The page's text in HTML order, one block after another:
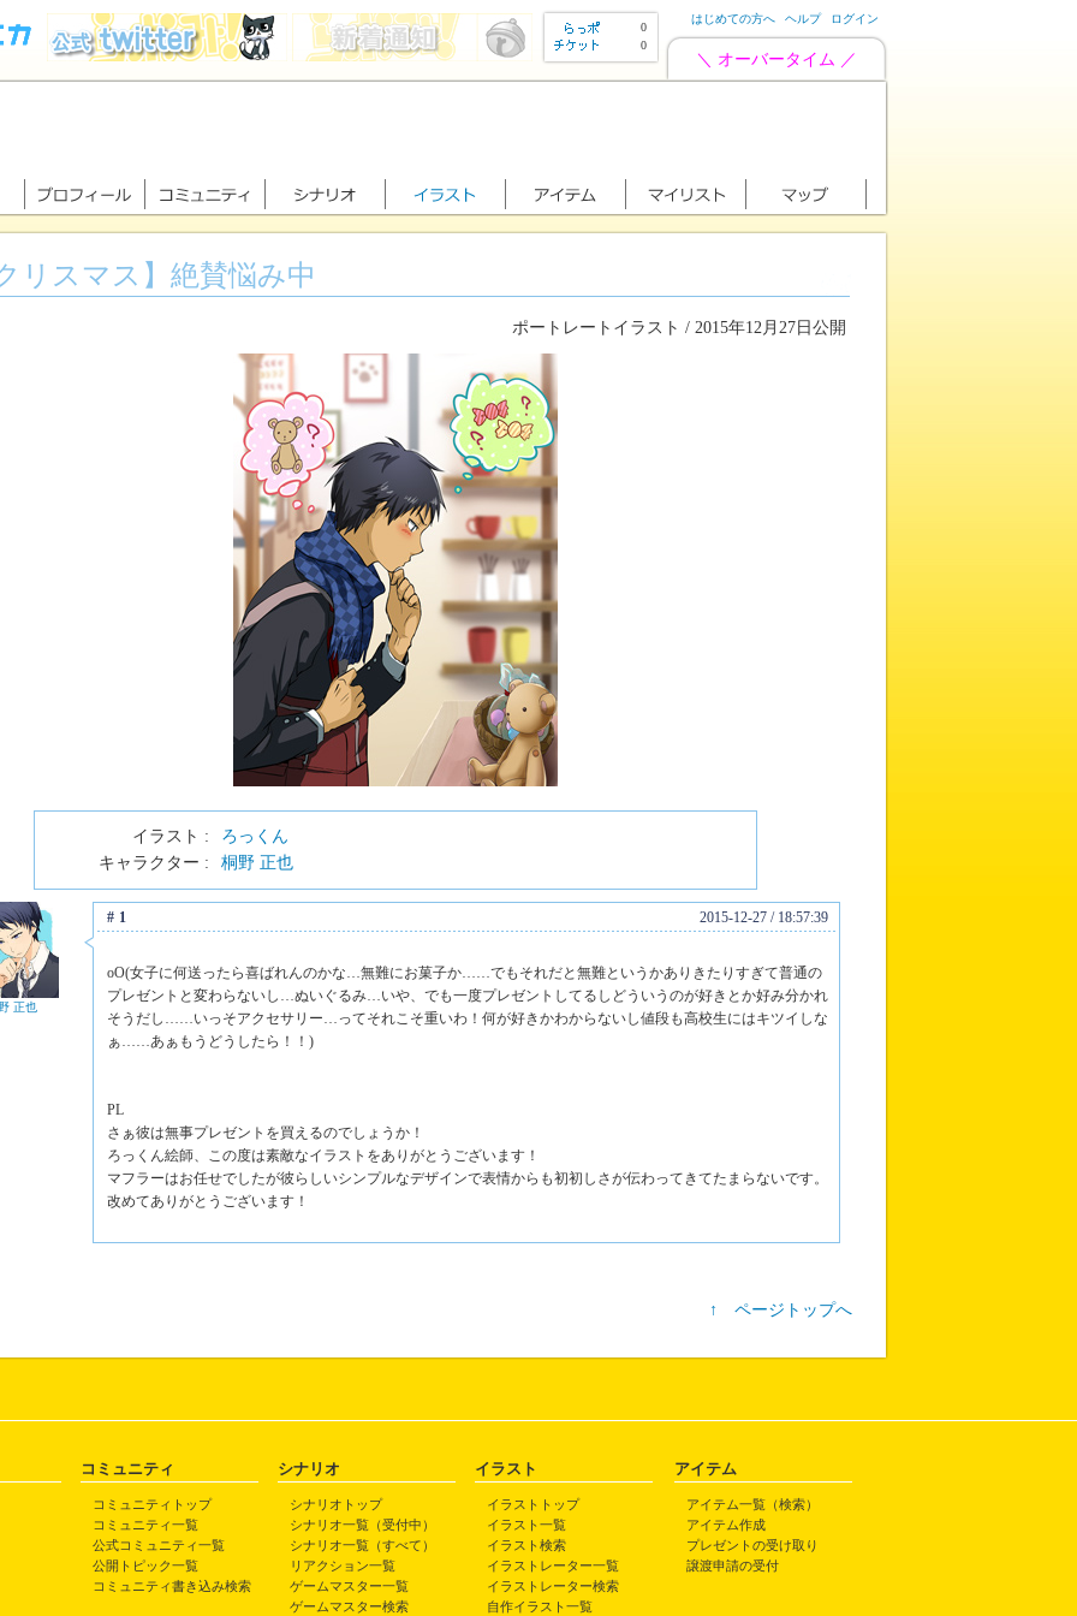
0
0
はじめての方へ ヘルプ ログイン
＼ オーバータイム ／
リスマス】絶賛悩み中
ポートレートイラスト / 2015年12月27日公開
イラスト :
ろっくん
キャラクター :
桐野 正也
正也
#1 2015-12-27 / 18:57:39
oO(女子に何送ったら喜ばれんのかな…無難にお菓子か……でもそれだと無難というかありきたりすぎて普通の
プレゼントと変わらないし…ぬいぐるみ…いや、でも一度プレゼントしてるしどういうのが好きとか好み分かれ
そうだし……いっそアクセサリー…ってそれこそ重いわ！何が好きかわからないし値段も高校生にはキツイしな
ぁ……あぁもうどうしたら！！)
PL
さぁ彼は無事プレゼントを買えるのでしょうか！
ろっくん絵師、この度は素敵なイラストをありがとうございます！
マフラーはお任せでしたが彼らしいシンプルなデザインで表情からも初初しさが伝わってきてたまらないです。
改めてありがとうございます！
↑ ページトップへ
コミュニティ
コミュニティトップ
コミュニティ一覧
公式コミュニティ一覧
公開トピック一覧
コミュニティ書き込み検索
シナリオ
シナリオトップ
シナリオ一覧（受付中）
シナリオ一覧（すべて）
リアクション一覧
ゲームマスター一覧
ゲームマスター検索
イラスト
イラストトップ
イラスト一覧
イラスト検索
イラストレーター一覧
イラストレーター検索
自作イラスト一覧
アイテム
アイテム一覧（検索）
アイテム作成
プレゼントの受け取り
譲渡申請の受付